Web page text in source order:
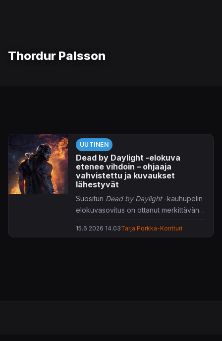
Thordur Palsson
UUTINEN
Dead by Daylight -elokuva
etenee vihdoin – ohjaaja
vahvistettu ja kuvaukset
lähestyvät
Suositun Dead by Daylight-kauhupelin
elokuvasovitus on ottanut merkittävän
15.6.2026 14.03Tarja Porkka-Kontturi